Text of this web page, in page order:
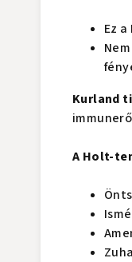
Ez
Kurland
A Holt-